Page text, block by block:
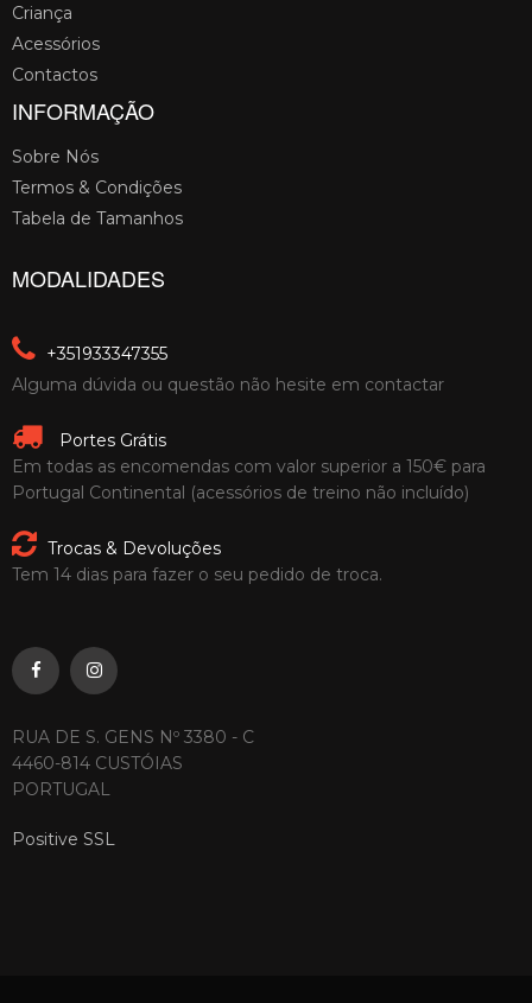
Criança
Acessórios
Contactos
INFORMAÇÃO
Sobre Nós
Termos & Condições
Tabela de Tamanhos
MODALIDADES
+351933347355
Alguma dúvida ou questão não hesite em contactar
Portes Grátis
Em todas as encomendas com valor superior a 150€ para
Portugal Continental (acessórios de treino não incluído)
Trocas & Devoluções
Tem 14 dias para fazer o seu pedido de troca.
RUA DE S. GENS Nº 3380 - C
4460-814 CUSTÓIAS
PORTUGAL
Positive SSL